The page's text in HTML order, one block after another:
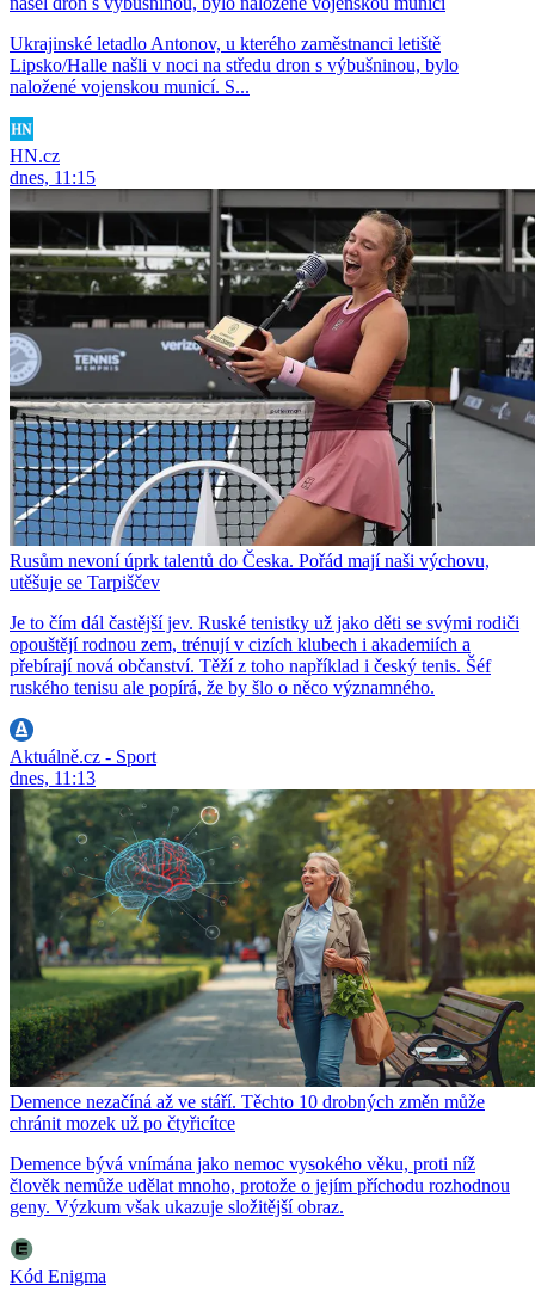
Ukrajinské letadlo Antonov, u kterého zaměstnanci letiště
Lipsko/Halle našli v noci na středu dron s výbušninou, bylo
naložené vojenskou municí. S...
HN.cz
dnes, 11:15
Rusům nevoní úprk talentů do Česka. Pořád mají naši výchovu,
utěšuje se Tarpiščev
Je to čím dál častější jev. Ruské tenistky už jako děti se svými rodiči
opouštějí rodnou zem, trénují v cizích klubech i akademiích a
přebírají nová občanství. Těží z toho například i český tenis. Šéf
ruského tenisu ale popírá, že by šlo o něco významného.
Aktuálně.cz - Sport
dnes, 11:13
Demence nezačíná až ve stáří. Těchto 10 drobných změn může
chránit mozek už po čtyřicítce
Demence bývá vnímána jako nemoc vysokého věku, proti níž
člověk nemůže udělat mnoho, protože o jejím příchodu rozhodnou
geny. Výzkum však ukazuje složitější obraz.
Kód Enigma